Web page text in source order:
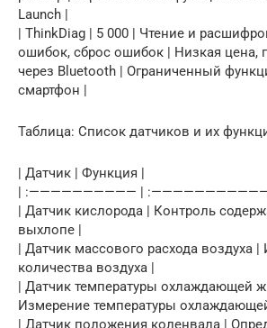
Launch |
| ThinkDiag | 5 000 | Чтение и
ошибок, сброс ошибок | Низкая цена,
через Bluetooth | Ограниченный
смартфон |
Таблица: Список датчиков и их
| Датчик | Функция |
| :—————————— |
| Датчик кислорода | Контроль
выхлопе |
| Датчик массового расхода воздуха
количества воздуха |
| Датчик температуры охлаждающей
Измерение температуры
| Датчик положения коленвала |